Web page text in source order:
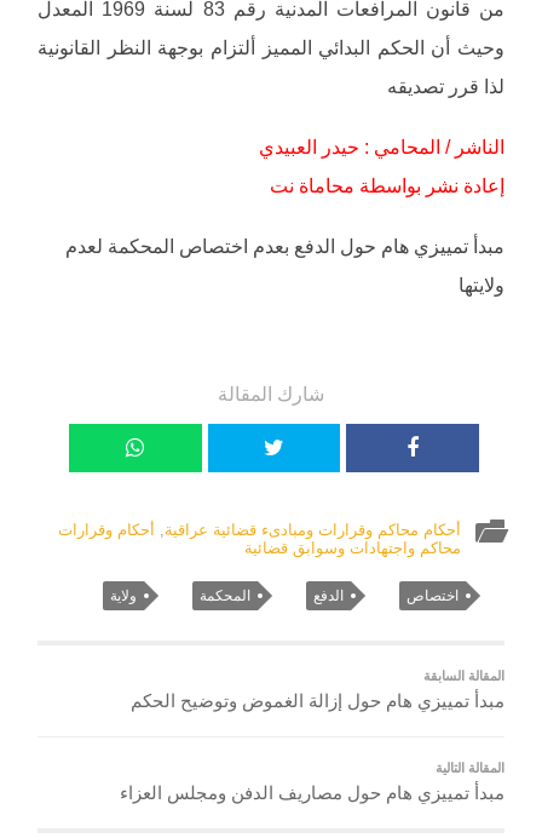
من قانون المرافعات المدنية رقم 83 لسنة 1969 المعدل
وحيث أن الحكم البدائي المميز ألتزام بوجهة النظر القانونية
لذا قرر تصديقه
الناشر / المحامي : حيدر العبيدي
إعادة نشر بواسطة محاماة نت
مبدأ تمييزي هام حول الدفع بعدم اختصاص المحكمة لعدم
ولايتها
شارك المقالة
أحكام محاكم وقرارات ومبادىء قضائية عراقية
أحكام وقرارات
محاكم واجتهادات وسوابق قضائية
اختصاص الدفع المحكمة ولاية
المقالة السابقة
مبدأ تمييزي هام حول إزالة الغموض وتوضيح الحكم
المقالة التالية
مبدأ تمييزي هام حول مصاريف الدفن ومجلس العزاء